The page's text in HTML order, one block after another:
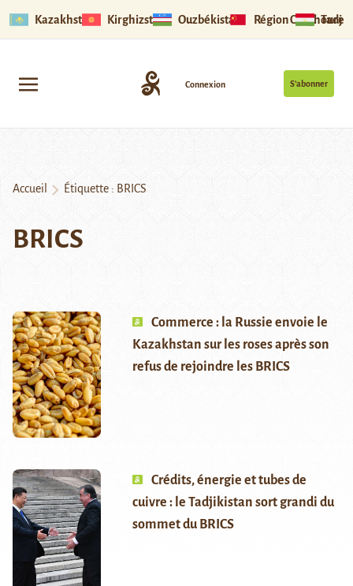
Kazakhstan Kirghizstan Ouzbékistan Région Ouïghoure
S’abonner
Connexion
Accueil Étiquette : BRICS
BRICS
Commerce : la Russie envoie le
Kazakhstan sur les roses après son
refus de rejoindre les BRICS
Crédits, énergie et tubes de
cuivre : le Tadjikistan sort grandi du
sommet du BRICS